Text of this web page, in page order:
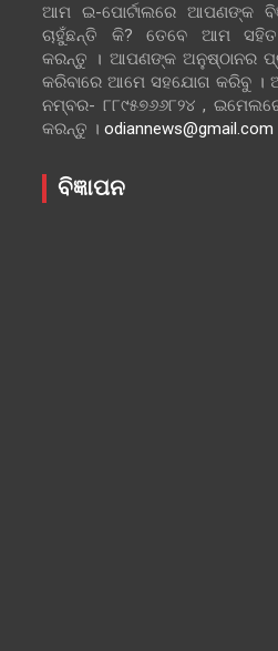
ଆମ ଇ-ପୋର୍ଟାଲରେ ଆପଣଙ୍କ
ଚାହୁଁଛନ୍ତି କି? ତେବେ ଆମ
କରନ୍ତୁ । ଆପଣଙ୍କ ଅନୁଷ୍ଠାନର
କରିବାରେ ଆମେ ସହଯୋଗ କରିବୁ ।
ନମ୍ବର- ୮୮୯୫୭୬୬୮୨୪ ,
କରନ୍ତୁ । odiannews@gmail.com
ବିଜ୍ଞାପନ